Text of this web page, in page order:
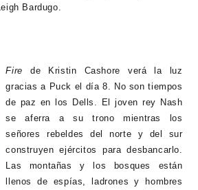
Bardugo.
Fire de Kristin Cashore verá la luz
gracias a Puck el día 8. No son tiempos
de paz en los Dells. El joven rey Nash
se aferra a su trono mientras los
señores rebeldes del norte y del sur
construyen ejércitos para desbancarlo.
Las montañas y los bosques están
llenos de espías, ladrones y hombres